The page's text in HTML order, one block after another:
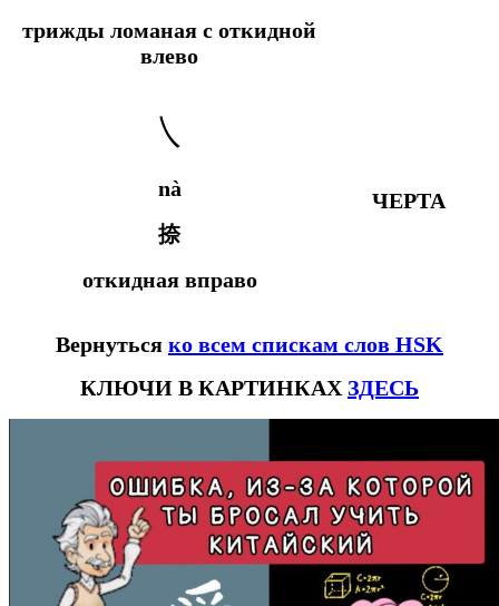
трижды ломаная с откидной
влево
㇏
nà
捺
откидная вправо
ЧЕРТА
Вернуться ко всем спискам слов HSK
КЛЮЧИ В КАРТИНКАХ ЗДЕСЬ